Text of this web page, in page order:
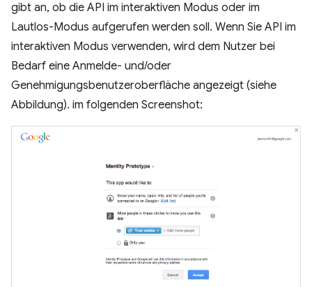
gibt an, ob die API im interaktiven Modus oder im
Lautlos-Modus aufgerufen werden soll. Wenn Sie API im
interaktiven Modus verwenden, wird dem Nutzer bei
Bedarf eine Anmelde- und/oder
Genehmigungsbenutzeroberfläche angezeigt (siehe
Abbildung). im folgenden Screenshot: